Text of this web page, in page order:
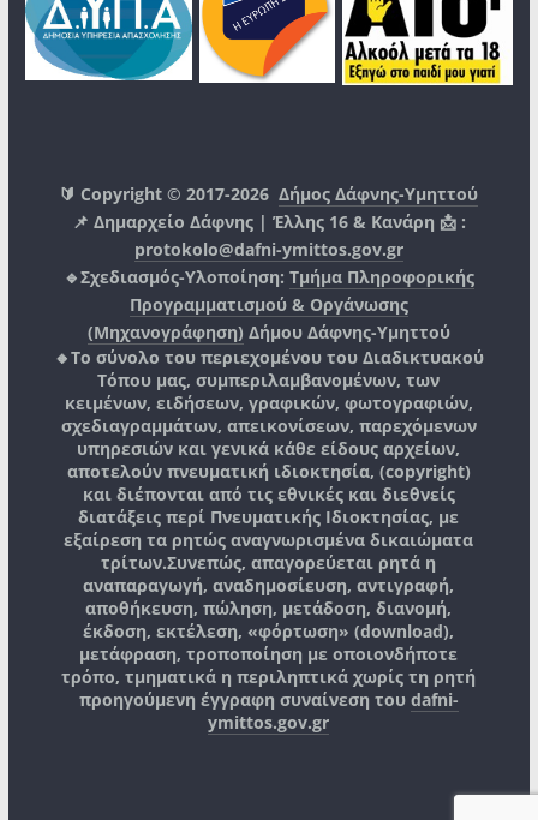
🔰 Copyright © 2017-2026Δήμος Δάφνης-Υμηττού
📌 Δημαρχείο Δάφνης | Έλλης 16 & Κανάρη 📩 :
protokolo@dafni-ymittos.gov.gr
🔹Σχεδιασμός-Υλοποίηση: Τμήμα Πληροφορικής
Προγραμματισμού & Οργάνωσης
(Μηχανογράφηση) Δήμου Δάφνης-Υμηττού
🔸Το σύνολο του περιεχομένου του Διαδικτυακού
Τόπου μας, συμπεριλαμβανομένων, των
κειμένων, ειδήσεων, γραφικών, φωτογραφιών,
σχεδιαγραμμάτων, απεικονίσεων, παρεχόμενων
υπηρεσιών και γενικά κάθε είδους αρχείων,
αποτελούν πνευματική ιδιοκτησία, (copyright)
και διέπονται από τις εθνικές και διεθνείς
διατάξεις περί Πνευματικής Ιδιοκτησίας, με
εξαίρεση τα ρητώς αναγνωρισμένα δικαιώματα
τρίτων.Συνεπώς, απαγορεύεται ρητά η
αναπαραγωγή, αναδημοσίευση, αντιγραφή,
αποθήκευση, πώληση, μετάδοση, διανομή,
έκδοση, εκτέλεση, «φόρτωση» (download),
μετάφραση, τροποποίηση με οποιονδήποτε
τρόπο, τμηματικά η περιληπτικά χωρίς τη ρητή
προηγούμενη έγγραφη συναίνεση του dafni-
ymittos.gov.gr